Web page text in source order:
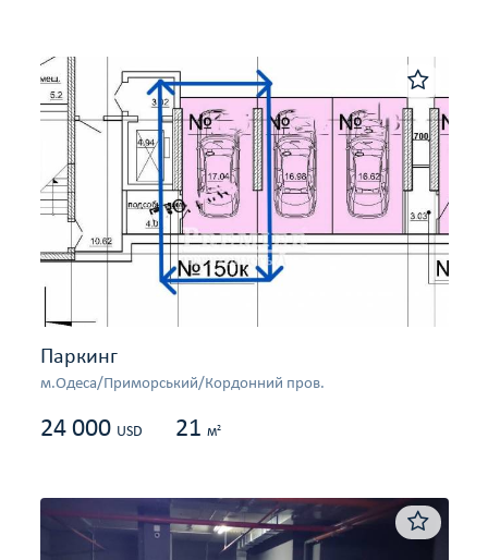
Паркинг
м.Одеса/Приморський/Кордонний пров.
24 000 USD 21 м2